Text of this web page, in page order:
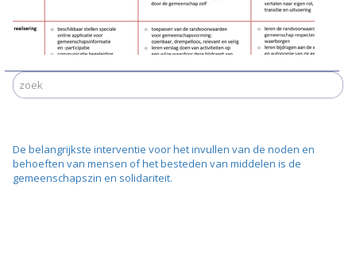
De belangrijkste interventie voor het invullen van de noden en
behoeften van mensen of het besteden van middelen is de
gemeenschapszin en solidariteit.